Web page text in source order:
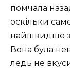
помчала
оскільки
найшвидше
Вона була
ледь не